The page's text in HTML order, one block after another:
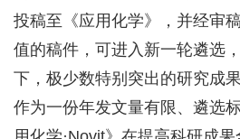
投稿至《应用化学》，并经审
值的稿件，可进入新一轮遴选
下，极少数特别突出的研究成
作为一份年发文量有限、遴选